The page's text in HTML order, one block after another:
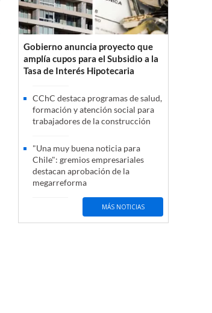
Gobierno anuncia proyecto que
amplía cupos para el Subsidio a la
Tasa de Interés Hipotecaria
CChC destaca programas de salud,
formación y atención social para
trabajadores de la construcción
"Una muy buena noticia para
Chile": gremios empresariales
destacan aprobación de la
megarreforma
MÁS NOTICIAS